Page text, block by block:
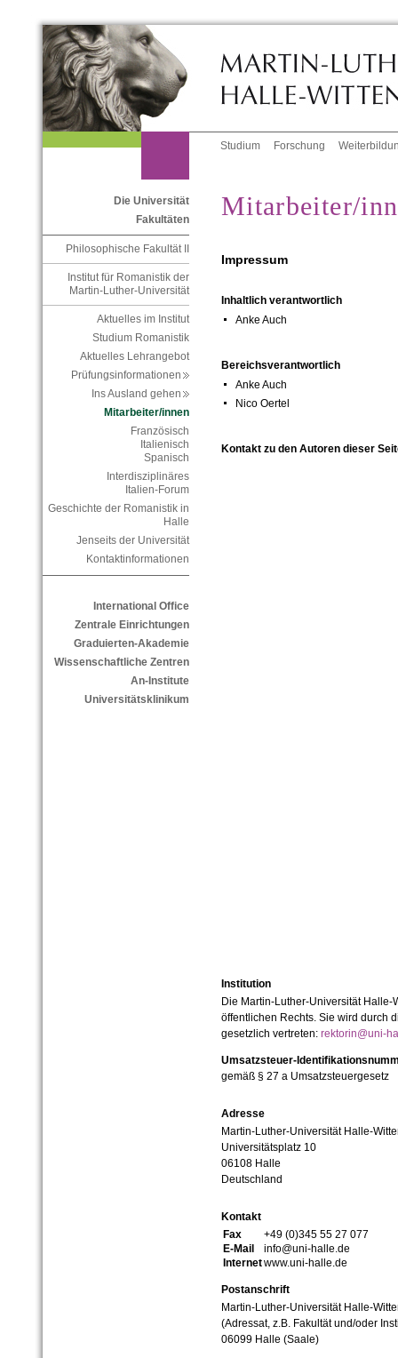
Studium Forschung
Die Universität
Fakultäten
Philosophische Fakultät II
Institut für Romanistik der
Martin-Luther-Universität
Aktuelles im Institut
Studium Romanistik
Aktuelles Lehrangebot
Prüfungsinformationen
Ins Ausland gehen
Mitarbeiter/innen
Französisch
Italienisch
Spanisch
Interdisziplinäres
Italien-Forum
Geschichte der Romanistik in
Halle
Jenseits der Universität
Kontaktinformationen
International Office
Zentrale Einrichtungen
Graduierten-Akademie
Wissenschaftliche Zentren
An-Institute
Universitätsklinikum
Mitarbeiter/
Impressum
Inhaltlich verantwortlich
Anke Auch
Bereichsverantwortlich
Anke Auch
Nico Oertel
Kontakt zu den Autoren dieser
Institution
Die Martin-Luther-Universität
öffentlichen Rechts. Sie wird durch
gesetzlich vertreten: rektorin@uni-
Umsatzsteuer-
gemäß § 27 a Umsatzsteuergesetz
Adresse
Martin-Luther-Universität Halle-
Universitätsplatz 10
06108 Halle
Deutschland
Kontakt
Fax
+49 (0)345 55 27 077
E-Mail
info@uni-halle.de
Internetwww.uni-halle.de
Postanschrift
Martin-Luther-Universität Halle-
(Adressat, z.B. Fakultät und/oder
06099 Halle (Saale)